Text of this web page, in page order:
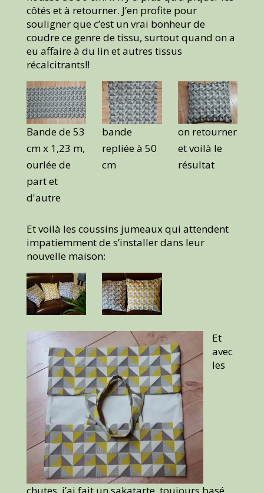
côtés et à retourner. J’en profite pour
souligner que c’est un vrai bonheur de
coudre ce genre de tissu, surtout quand on a
eu affaire à du lin et autres tissus
récalcitrants!!
Bande de 53
cm x 1,23 m,
ourlée de
part et
d'autre
bande
repliée à 50
cm
on retourner
et voilà le
résultat
Et voilà les coussins jumeaux qui attendent
impatiemment de s’installer dans leur
nouvelle maison:
Et
avec
les